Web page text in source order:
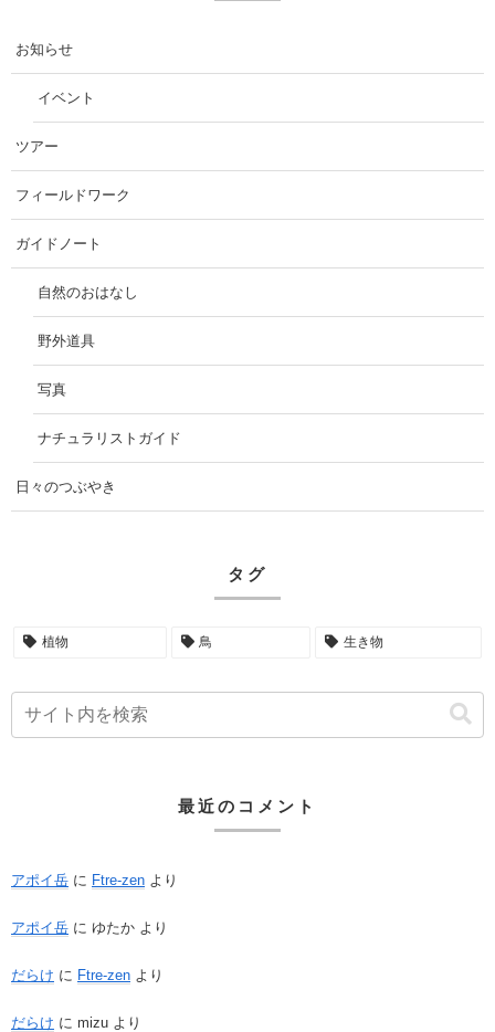
お知らせ
イベント
ツアー
フィールドワーク
ガイドノート
自然のおはなし
野外道具
写真
ナチュラリストガイド
日々のつぶやき
タグ
植物 鳥 生き物
最近のコメント
アポイ岳 に Ftre-zen より
アポイ岳 に ゆたか より
だらけ に Ftre-zen より
だらけ に mizu より